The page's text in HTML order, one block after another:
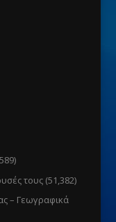
τους (51,382)
– Γεωγραφικά